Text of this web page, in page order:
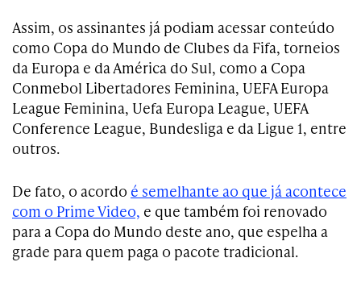
Assim, os assinantes já podiam acessar conteúdo
como Copa do Mundo de Clubes da Fifa, torneios
da Europa e da América do Sul, como a Copa
Conmebol Libertadores Feminina, UEFA Europa
League Feminina, Uefa Europa League, UEFA
Conference League, Bundesliga e da Ligue 1, entre
outros.
De fato, o acordo é semelhante ao que já acontece
com o Prime Video, e que também foi renovado
para a Copa do Mundo deste ano, que espelha a
grade para quem paga o pacote tradicional.